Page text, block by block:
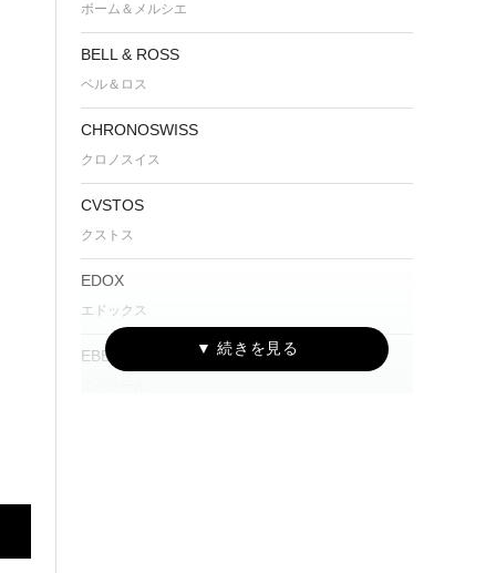
ボーム＆メルシエ
BELL & ROSS
ベル＆ロス
CHRONOSWISS
クロノスイス
CVSTOS
クストス
EDOX
エドックス
EBERHARD